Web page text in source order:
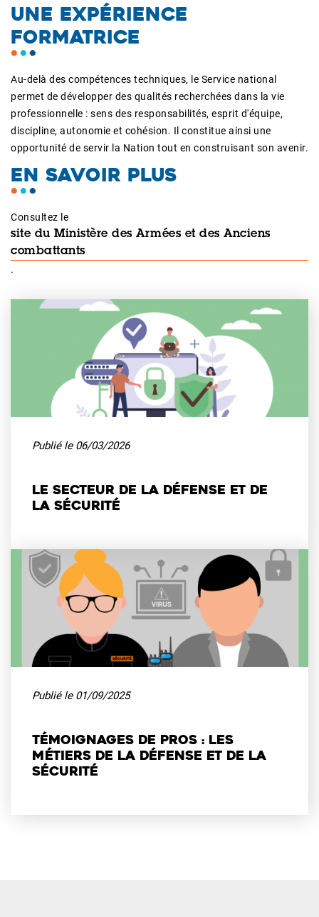
UNE EXPÉRIENCE
FORMATRICE
Au-delà des compétences techniques, le Service national
permet de développer des qualités recherchées dans la vie
professionnelle : sens des responsabilités, esprit d'équipe,
discipline, autonomie et cohésion. Il constitue ainsi une
opportunité de servir la Nation tout en construisant son avenir.
EN SAVOIR PLUS
Consultez le
site du Ministère des Armées et des Anciens
combattants
.
Publié le 06/03/2026
Le secteur de la défense et de
la sécurité
Publié le 01/09/2025
Témoignages de pros : les
métiers de la défense et de la
sécurité